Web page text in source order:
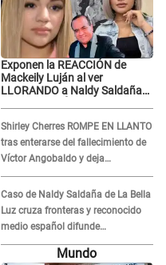
Exponen la REACCIÓN de
Mackeily Luján al ver
LLORANDO a Naldy Saldaña
Shirley Cherres ROMPE EN LLANTO
tras enterarse del fallecimiento de
Víctor Angobaldo y deja
DESGARRADOR mensaje: "Mi
corazón está roto..."
Caso de Naldy Saldaña de La Bella
Luz cruza fronteras y reconocido
medio español difunde
INDIGNANTE video: "Un hombre
semicalvo que le dobla la edad"
Mundo